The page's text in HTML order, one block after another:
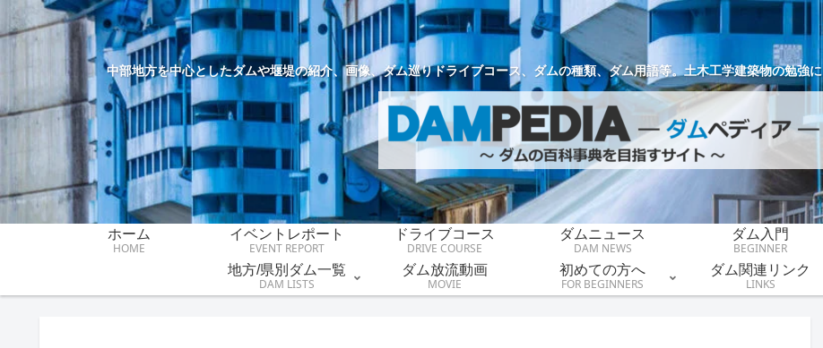
中部地方を中心としたダムや堰堤の紹介、画像、ダム巡りドライブコース、ダムの種類、ダム用語等。土木工学建築物の勉強
ホーム
HOME
イベントレポート
EVENT REPORT
ドライブコース
DRIVE COURSE
ダムニュース
DAM NEWS
ダム入門
BEGINNER
地方/県別ダム一覧
DAM LISTS
ダム放流動画
MOVIE
初めての方へ
FOR BEGINNERS
ダム関連リンク
LINKS